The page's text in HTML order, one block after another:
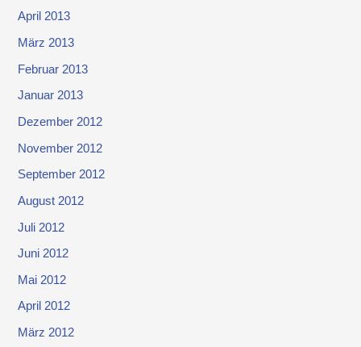
April 2013
März 2013
Februar 2013
Januar 2013
Dezember 2012
November 2012
September 2012
August 2012
Juli 2012
Juni 2012
Mai 2012
April 2012
März 2012